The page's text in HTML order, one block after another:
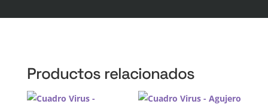
Productos relacionados